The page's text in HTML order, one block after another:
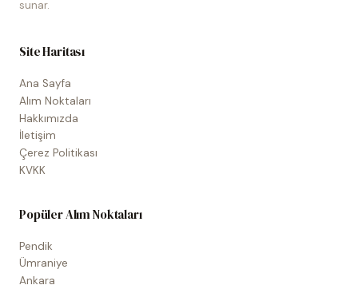
sunar.
Site Haritası
Ana Sayfa
Alım Noktaları
Hakkımızda
İletişim
Çerez Politikası
KVKK
Popüler Alım Noktaları
Pendik
Ümraniye
Ankara